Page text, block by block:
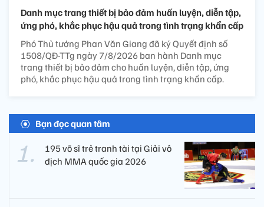
Danh mục trang thiết bị bảo đảm huấn luyện, diễn tập,
ứng phó, khắc phục hậu quả trong tình trạng khẩn cấp
Phó Thủ tướng Phan Văn Giang đã ký Quyết định số
1508/QĐ-TTg ngày 7/8/2026 ban hành Danh mục
trang thiết bị bảo đảm cho huấn luyện, diễn tập, ứng
phó, khắc phục hậu quả trong tình trạng khẩn cấp.
Bạn đọc quan tâm
195 võ sĩ trẻ tranh tài tại Giải vô
địch MMA quốc gia 2026